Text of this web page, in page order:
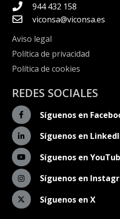
944 432 158
viconsa@viconsa.es
Aviso legal
Política de privacidad
Política de cookies
REDES SOCIALES
Síguenos en
Síguenos en
Síguenos en
Síguenos en
Síguenos en X